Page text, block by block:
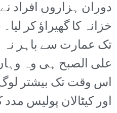
دوران ہزاروں افراد
تک عمارت سے باہر
علی الصبح ہی وہ
اس وقت تک بیشتر
اور کیٹالان پولیس